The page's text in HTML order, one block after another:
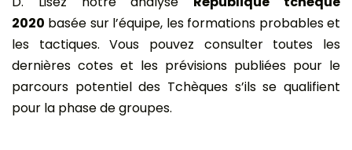
2020 basée sur l’équipe, les formations probables et
les tactiques. Vous pouvez consulter toutes les
dernières cotes et les prévisions publiées pour le
parcours potentiel des Tchèques s’ils se qualifient
pour la phase de groupes.